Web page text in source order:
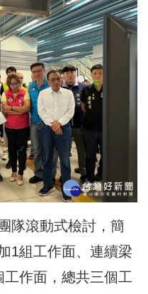
隊滾動式檢討，簡
1組工作面、連續梁
作面，總共三個工